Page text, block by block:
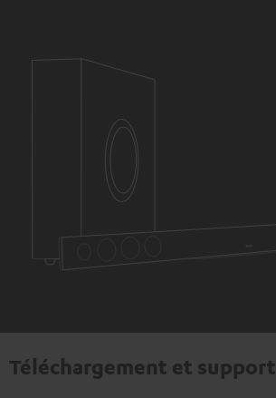
Téléchargement et support